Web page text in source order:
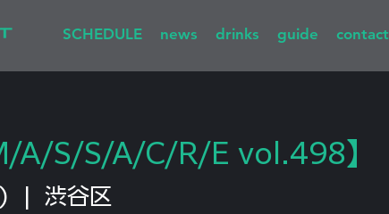
SCHEDULE news drinks guide contact
A/S/S/A/C/R/E vol.498】
渋谷区